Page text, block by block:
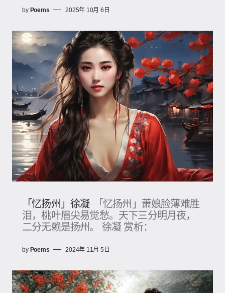
by Poems 2025年 10月 6日
「忆扬州」徐凝
「忆扬州」萧娘脸薄难胜
泪，桃叶眉尖易觉愁。天下三分明月夜，
二分无赖是扬州。 徐凝 赏析：
by Poems 2024年 11月 5日